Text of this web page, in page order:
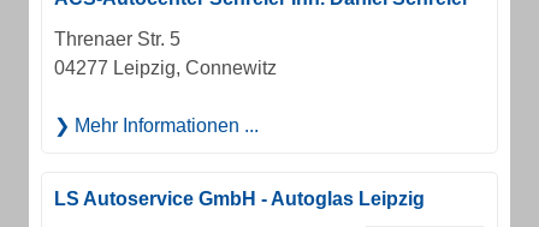
Threnaer Str. 5
04277 Leipzig, Connewitz
Mehr Informationen ...
LS Autoservice GmbH - Autoglas Leipzig